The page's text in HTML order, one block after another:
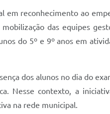
em reconhecimento ao
das equipes
do 5º e 9º anos em
dos alunos no dia do
Nesse contexto, a
na rede municipal.